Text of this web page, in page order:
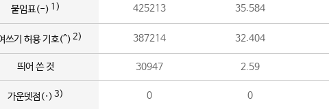
붙임표(-) 1) 425213 35.584
쓰기 허용 기호(^) 2) 387214 32.404
띄어 쓴 것 30947 2.59
가운뎃점(·) 3) 0 0